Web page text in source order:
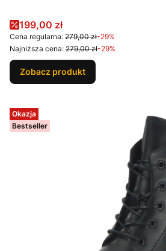
Cena promocyjna
199,00 zł
Cena regularna: 279,00 zł-29%
Najniższa cena: 279,00 zł-29%
Zobacz produkt
Okazja
Bestseller